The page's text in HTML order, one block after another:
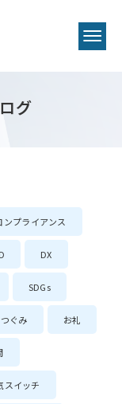
グ
ンプライアンス
DX
SDGs
ぐみ お礼
スイッチ